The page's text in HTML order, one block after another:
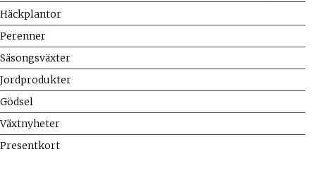
Häckplantor
Perenner
Säsongsväxter
Jordprodukter
Gödsel
Växtnyheter
Presentkort